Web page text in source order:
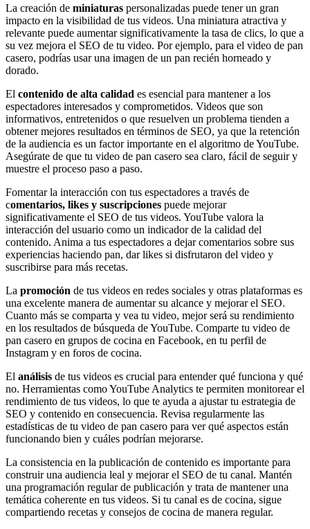
La creación de miniaturas personalizadas puede tener un gran
impacto en la visibilidad de tus videos. Una miniatura atractiva y
relevante puede aumentar significativamente la tasa de clics, lo que a
su vez mejora el SEO de tu video. Por ejemplo, para el video de pan
casero, podrías usar una imagen de un pan recién horneado y
dorado.
El contenido de alta calidad es esencial para mantener a los
espectadores interesados y comprometidos. Videos que son
informativos, entretenidos o que resuelven un problema tienden a
obtener mejores resultados en términos de SEO, ya que la retención
de la audiencia es un factor importante en el algoritmo de YouTube.
Asegúrate de que tu video de pan casero sea claro, fácil de seguir y
muestre el proceso paso a paso.
Fomentar la interacción con tus espectadores a través de
comentarios, likes y suscripciones puede mejorar
significativamente el SEO de tus videos. YouTube valora la
interacción del usuario como un indicador de la calidad del
contenido. Anima a tus espectadores a dejar comentarios sobre sus
experiencias haciendo pan, dar likes si disfrutaron del video y
suscribirse para más recetas.
La promoción de tus videos en redes sociales y otras plataformas es
una excelente manera de aumentar su alcance y mejorar el SEO.
Cuanto más se comparta y vea tu video, mejor será su rendimiento
en los resultados de búsqueda de YouTube. Comparte tu video de
pan casero en grupos de cocina en Facebook, en tu perfil de
Instagram y en foros de cocina.
El análisis de tus videos es crucial para entender qué funciona y qué
no. Herramientas como YouTube Analytics te permiten monitorear el
rendimiento de tus videos, lo que te ayuda a ajustar tu estrategia de
SEO y contenido en consecuencia. Revisa regularmente las
estadísticas de tu video de pan casero para ver qué aspectos están
funcionando bien y cuáles podrían mejorarse.
La consistencia en la publicación de contenido es importante para
construir una audiencia leal y mejorar el SEO de tu canal. Mantén
una programación regular de publicación y trata de mantener una
temática coherente en tus videos. Si tu canal es de cocina, sigue
compartiendo recetas y consejos de cocina de manera regular.